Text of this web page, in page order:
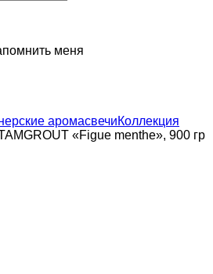
меня
аромасвечиКоллекция
«Figue menthe», 900 гр